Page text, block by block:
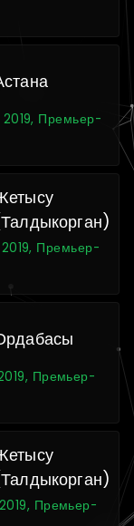
2019, Премьер-
Премьер-
Премьер-
Премьер-